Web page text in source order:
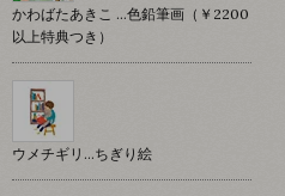
かわばたあきこ …色鉛筆画（￥2200
以上特典つき）
ウメチギリ…ちぎり絵